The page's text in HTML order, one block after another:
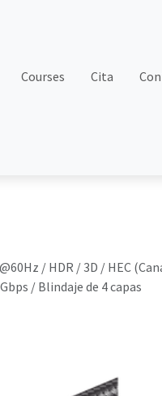
Courses Cita
/ HDR / 3D / HEC
/ Blindaje de 4 capas